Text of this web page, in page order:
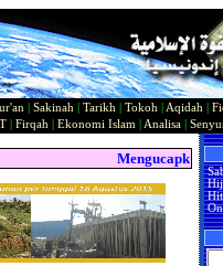
Sakinah Tarikh Tokoh Aqidah
| Firqah Ekonomi Islam Analisa|
Mengucapkan